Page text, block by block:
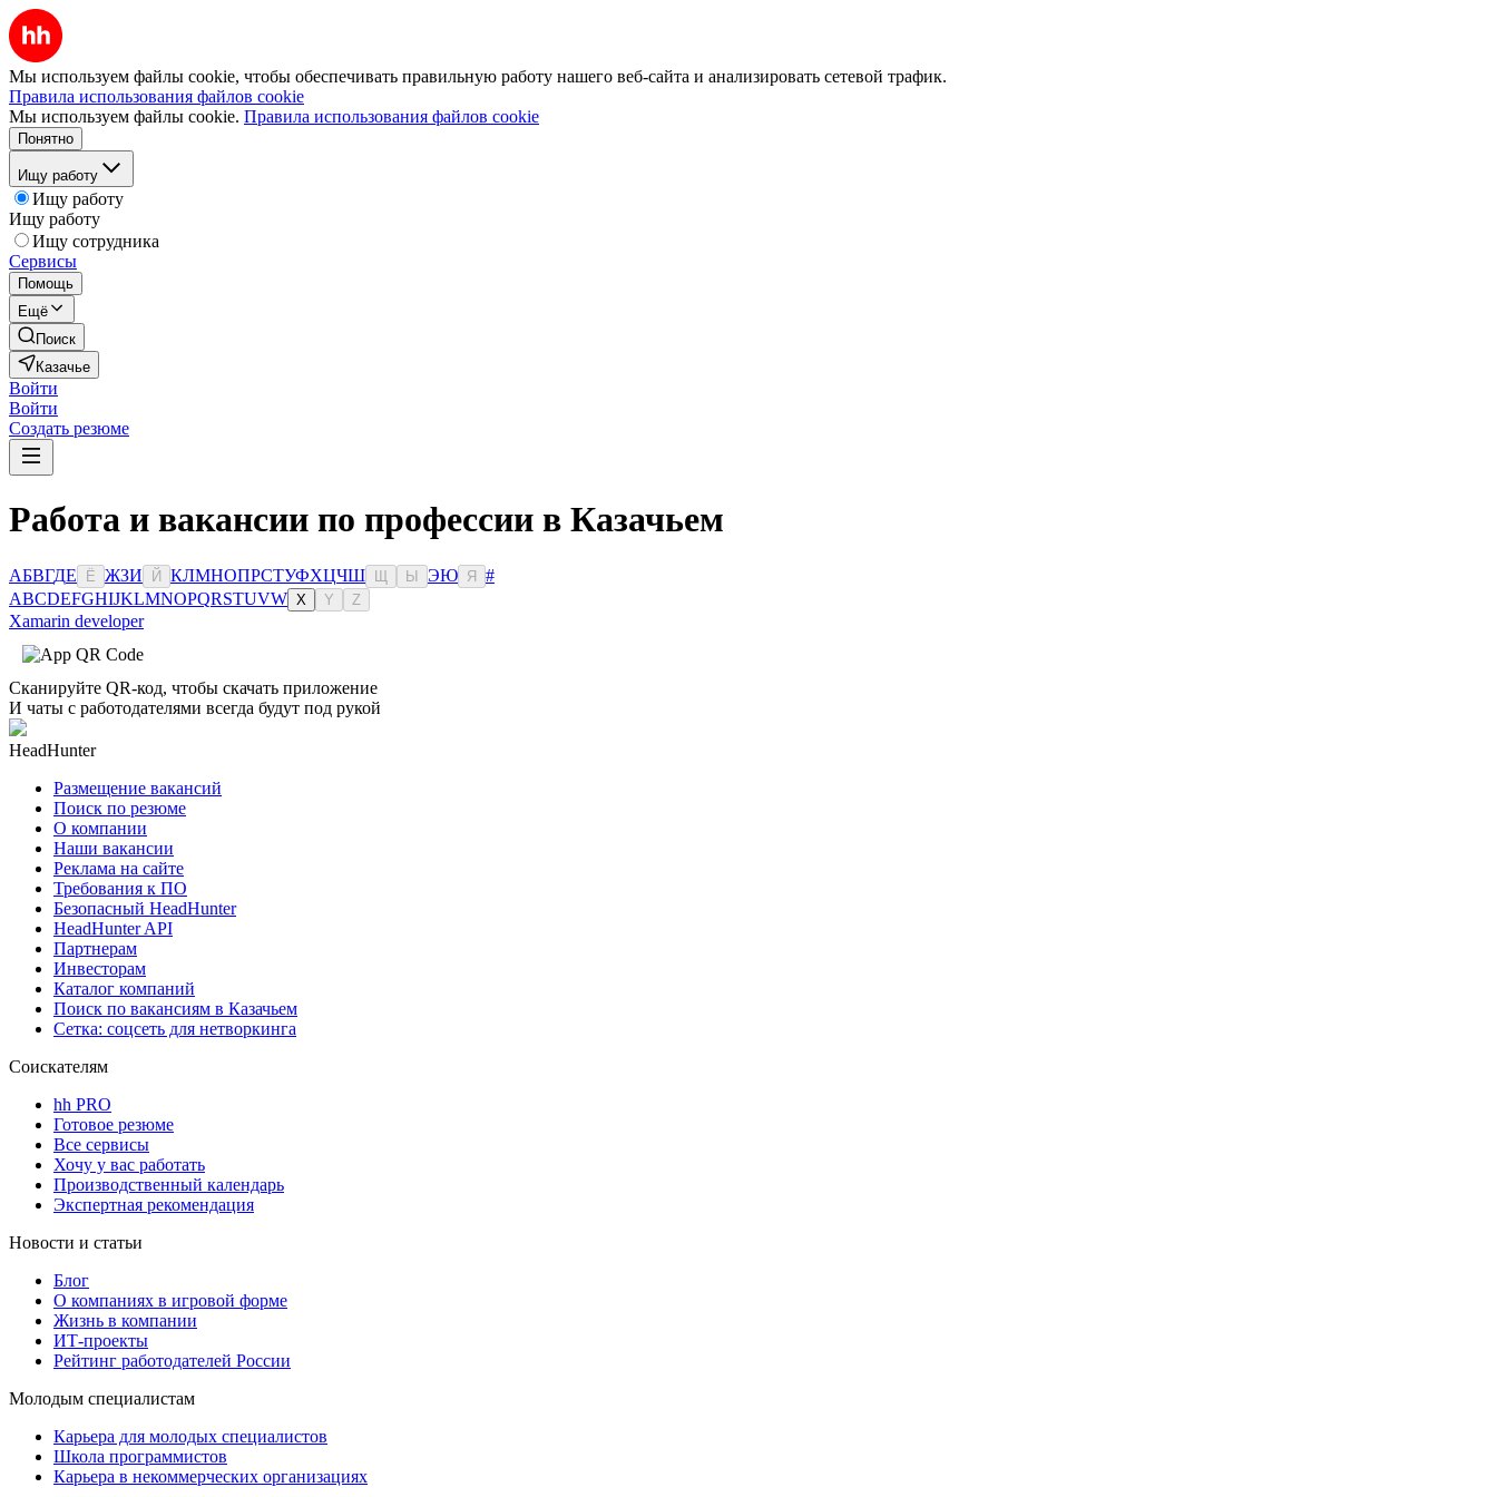
Мы используем файлы cookie, чтобы обеспечивать правильную работу нашего веб-сайта и анализировать сетевой трафик.
Правила использования файлов cookie
Мы используем файлы cookie. Правила использования файлов cookie
Понятно
Ищу работу
Ищу работу
Ищу работу
Ищу сотрудника
Сервисы
Помощь
Ещё
Поиск
Казачье
Войти
Войти
Создать резюме
Работа и вакансии по профессии в Казачьем
АБВГДЕ Ё ЖЗИ Й КЛМНОПРСТУФХЦЧШ Ы ЭЮ Я
#
ABCDEFGHIJKLMNOPQRSTUVW X Y Z
Xamarin developer
Сканируйте QR-код, чтобы скачать приложение
И чаты с работодателями всегда будут под рукой
HeadHunter
Размещение вакансий
Поиск по резюме
О компании
Наши вакансии
Реклама на сайте
Требования к ПО
Безопасный HeadHunter
HeadHunter API
Партнерам
Инвесторам
Каталог компаний
Поиск по вакансиям в Казачьем
Сетка: соцсеть для нетворкинга
Соискателям
hh PRO
Готовое резюме
Все сервисы
Хочу у вас работать
Производственный календарь
Экспертная рекомендация
Новости и статьи
Блог
О компаниях в игровой форме
Жизнь в компании
ИТ-проекты
Рейтинг работодателей России
Молодым специалистам
Карьера для молодых специалистов
Школа программистов
Карьера в некоммерческих организациях